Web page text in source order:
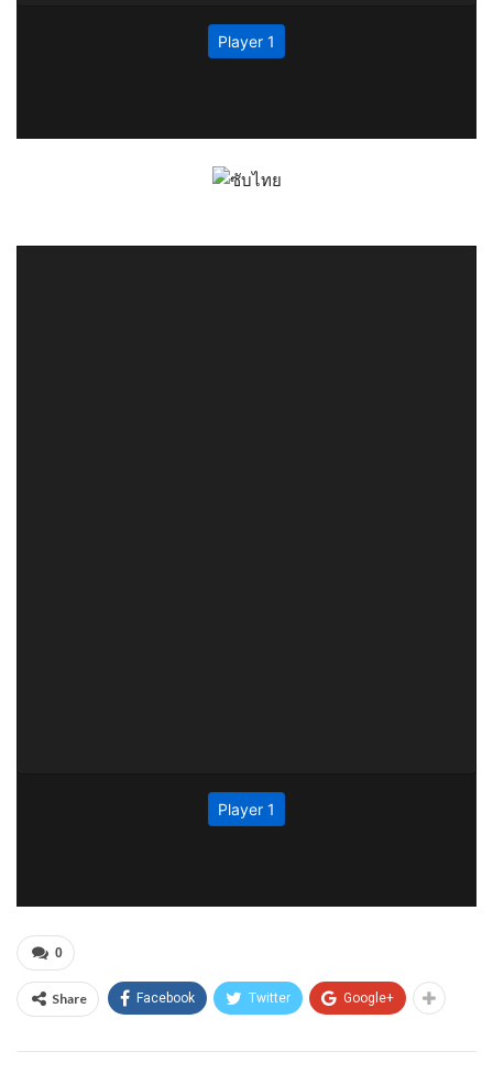
0
Share Facebook Twitter Google+